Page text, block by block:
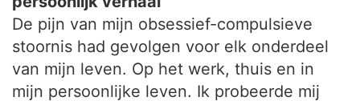
De pijn van mijn obsessief-compulsieve
stoornis had gevolgen voor elk onderdeel
van mijn leven. Op het werk, thuis en in
mijn persoonlijke leven. Ik probeerde mij